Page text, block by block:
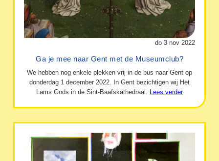
do 3 nov 2022
Ga je mee naar Gent met de Museumclub?
We hebben nog enkele plekken vrij in de bus naar Gent op
donderdag 1 december 2022. In Gent bezichtigen wij Het
Lams Gods in de Sint-Baafskathedraal. Lees verder